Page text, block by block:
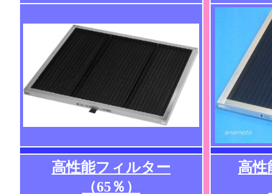
高性能フィルター
（65％）
高性